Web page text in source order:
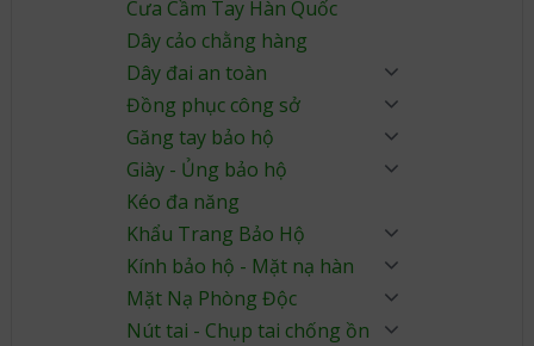
Cưa Cầm Tay Hàn Quốc
Dây cảo chằng hàng
Dây đai an toàn
Đồng phục công sở
Găng tay bảo hộ
Giày - Ủng bảo hộ
Kéo đa năng
Khẩu Trang Bảo Hộ
Kính bảo hộ - Mặt nạ hàn
Mặt Nạ Phòng Độc
Nút tai - Chụp tai chống ồn